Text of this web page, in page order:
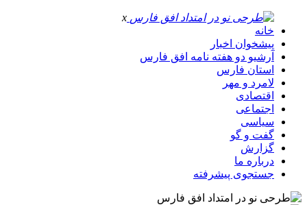
x
خانه
پیشخوان اخبار
آرشیو دو هفته نامه افق فارس
استان فارس
لامرد و مهر
اقتصادی
اجتماعی
سیاسی
گفت و گو
گزارش
درباره ما
جستجوی پیشرفته